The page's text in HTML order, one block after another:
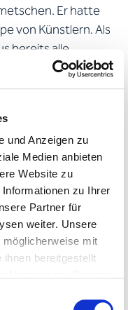
und Anzeigen zu
Medien anbieten
Website zu
zu Ihrer
Partner für
weiter. Unsere
mit
bereitgestellt
Er hatte
von Künstlern. Als
bereits alle
Hotel gebracht, und
Am Ende
in seinem alten
drei Künstler, der
mit Gemüsekisten
Das Ganze
Mr-Bean-Sketch.
aus?